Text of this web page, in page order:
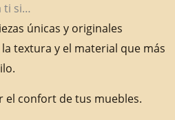
ti si…
únicas y originales
textura y el material que más
el confort de tus muebles.